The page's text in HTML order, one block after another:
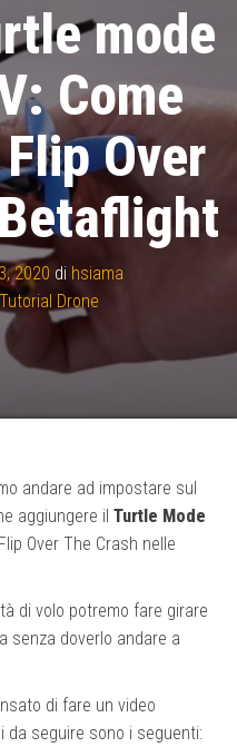
mode
Come
Over
2020 di hsiama
Drone
andare ad impostare sul
aggiungere il Turtle Mode
Over The Crash nelle
di volo potremo fare girare
senza doverlo andare a
di fare un video
seguire sono i seguenti: